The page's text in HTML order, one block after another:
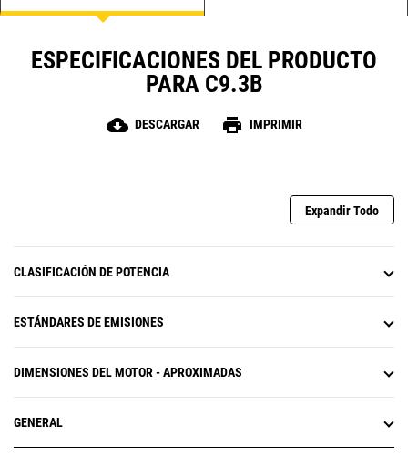
ESPECIFICACIONES DEL PRODUCTO
PARA C9.3B
cloud_download DESCARGAR print IMPRIMIR
Expandir Todo
CLASIFICACIÓN DE POTENCIA
ESTÁNDARES DE EMISIONES
DIMENSIONES DEL MOTOR - APROXIMADAS
GENERAL